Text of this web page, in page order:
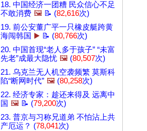
18. 中国经济一团糟 民众信心不足
不敢消费 🖼️ 📝 (82,616次)
19. 前公安董广平一只橡皮艇跨黄
海闯韩国 ▶️ 📝 (80,766次)
20. 中国首现“老人多于孩子” “未富
先老”成最大隐忧 🖼️ (80,507次)
21. 乌克兰无人机空袭频繁 莫斯科
陷“断网时代” 🖼️ (80,258次)
22. 经济专家：趁还来得及 远离中
国 🖼️ 📝 (79,200次)
23. 普京与习称兄道弟 不怕沾上共
产厄运？ (78,041次)